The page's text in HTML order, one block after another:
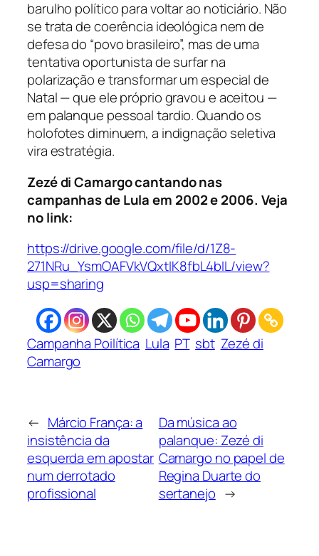
barulho político para voltar ao noticiário. Não
se trata de coerência ideológica nem de
defesa do “povo brasileiro”, mas de uma
tentativa oportunista de surfar na
polarização e transformar um especial de
Natal — que ele próprio gravou e aceitou —
em palanque pessoal tardio. Quando os
holofotes diminuem, a indignação seletiva
vira estratégia.
Zezé di Camargo cantando nas
campanhas de Lula em 2002 e 2006. Veja
no link:
https://drive.google.com/file/d/1Z8-
271NRu_YsmOAFVkVQxtIK8fbL4bIL/view?
usp=sharing
Campanha Poilítica Lula PT sbt Zezé di
Camargo
← Márcio França: a
insistência da
esquerda em apostar
num derrotado
profissional
Da música ao
palanque: Zezé di
Camargo no papel de
Regina Duarte do
sertanejo →